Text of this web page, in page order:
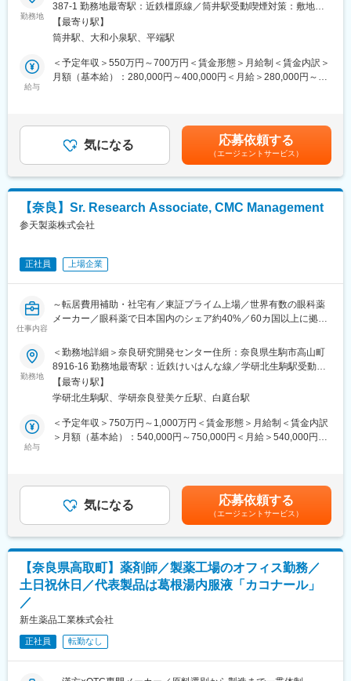
す。
■働き方
・直行直帰可能。年間出張は90日程度で、1泊～2週間程度の期間/
回
約30名が在籍しています。生産している機械別に1から4のグルー
プに分かれています。
■同社について
・2023年10月よりフランスの大手原料メーカーであるロケット社
の傘下に入りました。
・同社は「製剤関連機械」（国内トップシェア）、「ハードカプ
■採用背景：
現在、お客様からの引き合いが増加しており、対応力強化が急務
です。また今後は、海外展開にもさらに注力していき事業成長を
進めていくため、体制強化を目的とした採用を行います。
・工事報告書の作成
・部品の発注及び出荷
※所属グループによって、国内外の出張エリアが決定します。
■業務の特徴・やりがい：
える新製品開発を行えることが同社の強みです。
そのため、フィールドエンジニア業務においても、機械構造の理
解が不可欠です。改良が必要な際は、機械ごとに原因を探りなが
ら仕組みを把握し、業務を進めることで、技術的なスキルアップ
が可能です。
https://www.qualicaps.co.jp/product/machine/
◎機械の価格は2000万円台～3億円まで幅広く、業界でも国内納
入シェアはトップクラスです。
◎当社の製剤機械は、多機能/高機能/使いやすさ/高精度/GMP対応
対応しています。
簡単な部品の設計や、図面の作成をお任せする可能性もございま
す。
■組織構成：
約30名が在籍しています。生産している機械別に1から4のグルー
プに分かれています。
■同社について：
の傘下に入りました。
・同社は「製剤関連機械」（国内トップシェア）、「ハードカプ
セル」（医薬品用カプセル世界シェア2位）2本の事業を有してい
るニッチトップなグローバル企業です。
勤務地
387-1 勤務地最寄駅：近鉄橿原線／筒井駅受動喫煙対策：敷地内
全面禁煙
【最寄り駅】
筒井駅、大和小泉駅、平端駅
給与
＜予定年収＞550万円～700万円＜賃金形態＞月給制＜賃金内訳＞
月額（基本給）：280,000円～400,000円＜月給＞280,000円～
張手当:1日5000円あり※年間45万円程度賃金はあくまでも目安の
金額であり、選考を通じて上下する可能性があります。月給(月額)
は固定手当を含めた表記です。
気になる 応募依頼する
（エージェントサービス）
【奈良】Sr. Research Associate, CMC Management
参天製薬株式会社
正社員 上場企業
仕事内容
～転居費用補助・社宅有／東証プライム上場／世界有数の眼科薬
メーカー／眼科薬で日本国内のシェア約40%／60カ国以上に拠点
■業務内容：
・多様なモダリティにおけるCMC開発戦略を、原薬・製剤・分
析・品質・製造／委託・薬事の観点から統合的に立案・推進する
・PM／PL／CMCLと連携し、マイルストーン、リスク、リソース
を統合的に管理し、プロジェクトの計画達成をリードする
・技術・品質・薬事に関するリスクを横断的に評価し、適切な戦
・導入候補品に対するデューデリジェンス（DD）を実施し、
CMC観点から価値およびリスクを評価し、意思決定を支援する
す。日本発のグローバル企業として60カ国以上に拠点を持ち、目
の健康のために様々な革新的な治療法とデジタルソリューション
を提供し、世界中の人々の視覚に関わる社会問題に取り組んでい
変更の範囲：会社の定める業務
勤務地
＜勤務地詳細＞奈良研究開発センター住所：奈良県生駒市高山町
8916-16 勤務地最寄駅：近鉄けいはんな線／学研北生駒駅受動喫
煙対策：屋内全面禁煙変更の範囲：会社の定める事業所
【最寄り駅】
学研北生駒駅、学研奈良登美ケ丘駅、白庭台駅
給与
＜予定年収＞750万円～1,000万円＜賃金形態＞月給制＜賃金内訳
＞月額（基本給）：540,000円～750,000円＜月給＞540,000円～
り、選考を通じて上下する可能性があります。月給(月額)は固定手
当を含めた表記です。
気になる 応募依頼する
（エージェントサービス）
【奈良県高取町】薬剤師／製薬工場のオフィス勤務／
土日祝休日／代表製品は葛根湯内服液「カコナール」
／
新生薬品工業株式会社
正社員 転勤なし